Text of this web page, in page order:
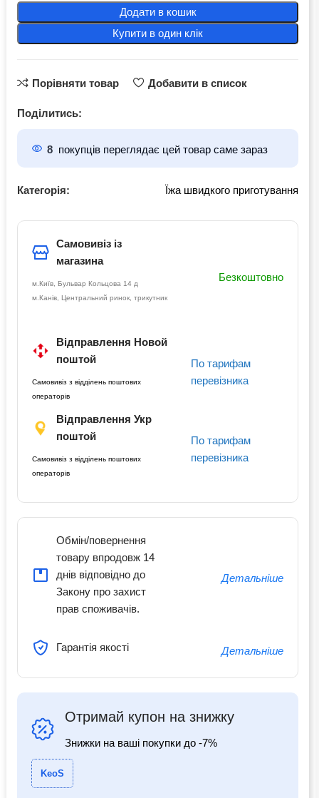
Додати в кошик
Купити в один клік
Порівняти товар Добавити в список
Поділитись:
8 покупців переглядає цей товар саме зараз
Категорія: Їжа швидкого приготування
Самовивіз із
магазина
м.Київ, Бульвар Кольцова 14 д
м.Канів, Центральний ринок, трикутник
Безкоштовно
Відправлення Новой
поштой
Самовивіз з відділень поштових
операторів
По тарифам
перевізника
Відправлення Укр
поштой
Самовивіз з відділень поштових
операторів
По тарифам
перевізника
Обмін/повернення
товару впродовж 14
днів відповідно до
Закону про захист
прав споживачів.
Детальніше
Гарантія якості Детальніше
Отримай купон на знижку
Знижки на ваші покупки до -7%
KeoS